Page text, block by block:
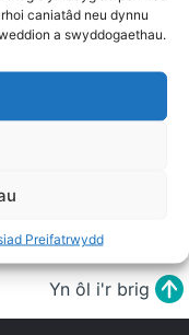
caniatâd neu dynnu
a swyddogaethau.
Preifatrwydd
Yn ôl i'r brig